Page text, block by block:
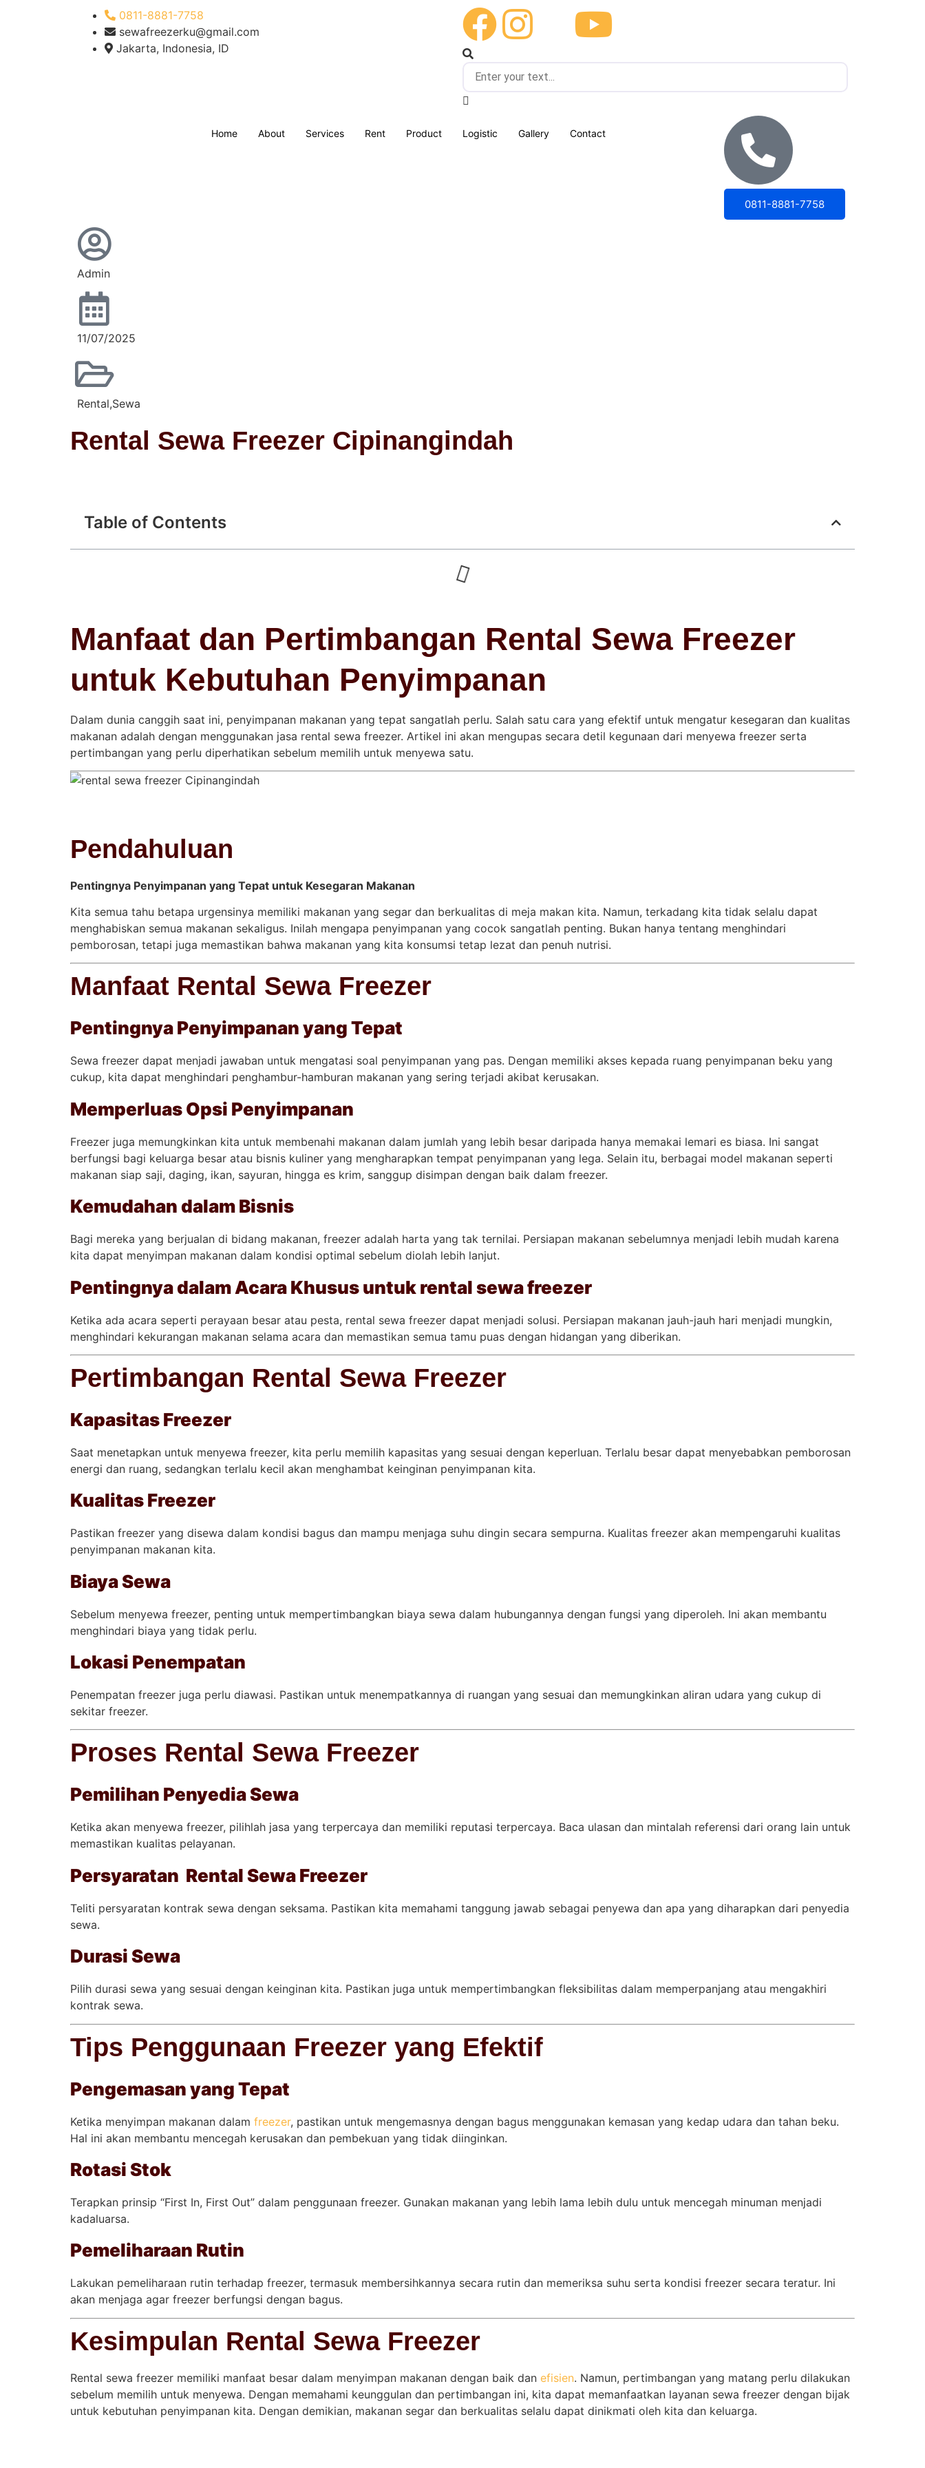
0811-8881-7758
sewafreezerku@gmail.com
Jakarta, Indonesia, ID
Home About Services Rent Product Logistic Gallery Contact
0811-8881-7758
Admin
11/07/2025
Rental,Sewa
Rental Sewa Freezer Cipinangindah
Table of Contents
Manfaat dan Pertimbangan Rental Sewa Freezer
untuk Kebutuhan Penyimpanan
Dalam dunia canggih saat ini, penyimpanan makanan yang tepat sangatlah perlu. Salah satu cara yang efektif untuk mengatur kesegaran dan kualitas
makanan adalah dengan menggunakan jasa rental sewa freezer. Artikel ini akan mengupas secara detil kegunaan dari menyewa freezer serta
pertimbangan yang perlu diperhatikan sebelum memilih untuk menyewa satu.
Pendahuluan
Pentingnya Penyimpanan yang Tepat untuk Kesegaran Makanan
Kita semua tahu betapa urgensinya memiliki makanan yang segar dan berkualitas di meja makan kita. Namun, terkadang kita tidak selalu dapat
menghabiskan semua makanan sekaligus. Inilah mengapa penyimpanan yang cocok sangatlah penting. Bukan hanya tentang menghindari
pemborosan, tetapi juga memastikan bahwa makanan yang kita konsumsi tetap lezat dan penuh nutrisi.
Manfaat Rental Sewa Freezer
Pentingnya Penyimpanan yang Tepat
Sewa freezer dapat menjadi jawaban untuk mengatasi soal penyimpanan yang pas. Dengan memiliki akses kepada ruang penyimpanan beku yang
cukup, kita dapat menghindari penghambur-hamburan makanan yang sering terjadi akibat kerusakan.
Memperluas Opsi Penyimpanan
Freezer juga memungkinkan kita untuk membenahi makanan dalam jumlah yang lebih besar daripada hanya memakai lemari es biasa. Ini sangat
berfungsi bagi keluarga besar atau bisnis kuliner yang mengharapkan tempat penyimpanan yang lega. Selain itu, berbagai model makanan seperti
makanan siap saji, daging, ikan, sayuran, hingga es krim, sanggup disimpan dengan baik dalam freezer.
Kemudahan dalam Bisnis
Bagi mereka yang berjualan di bidang makanan, freezer adalah harta yang tak ternilai. Persiapan makanan sebelumnya menjadi lebih mudah karena
kita dapat menyimpan makanan dalam kondisi optimal sebelum diolah lebih lanjut.
Pentingnya dalam Acara Khusus untuk rental sewa freezer
Ketika ada acara seperti perayaan besar atau pesta, rental sewa freezer dapat menjadi solusi. Persiapan makanan jauh-jauh hari menjadi mungkin,
menghindari kekurangan makanan selama acara dan memastikan semua tamu puas dengan hidangan yang diberikan.
Pertimbangan Rental Sewa Freezer
Kapasitas Freezer
Saat menetapkan untuk menyewa freezer, kita perlu memilih kapasitas yang sesuai dengan keperluan. Terlalu besar dapat menyebabkan pemborosan
energi dan ruang, sedangkan terlalu kecil akan menghambat keinginan penyimpanan kita.
Kualitas Freezer
Pastikan freezer yang disewa dalam kondisi bagus dan mampu menjaga suhu dingin secara sempurna. Kualitas freezer akan mempengaruhi kualitas
penyimpanan makanan kita.
Biaya Sewa
Sebelum menyewa freezer, penting untuk mempertimbangkan biaya sewa dalam hubungannya dengan fungsi yang diperoleh. Ini akan membantu
menghindari biaya yang tidak perlu.
Lokasi Penempatan
Penempatan freezer juga perlu diawasi. Pastikan untuk menempatkannya di ruangan yang sesuai dan memungkinkan aliran udara yang cukup di
sekitar freezer.
Proses Rental Sewa Freezer
Pemilihan Penyedia Sewa
Ketika akan menyewa freezer, pilihlah jasa yang terpercaya dan memiliki reputasi terpercaya. Baca ulasan dan mintalah referensi dari orang lain untuk
memastikan kualitas pelayanan.
Persyaratan Rental Sewa Freezer
Teliti persyaratan kontrak sewa dengan seksama. Pastikan kita memahami tanggung jawab sebagai penyewa dan apa yang diharapkan dari penyedia
sewa.
Durasi Sewa
Pilih durasi sewa yang sesuai dengan keinginan kita. Pastikan juga untuk mempertimbangkan fleksibilitas dalam memperpanjang atau mengakhiri
kontrak sewa.
Tips Penggunaan Freezer yang Efektif
Pengemasan yang Tepat
Ketika menyimpan makanan dalam freezer, pastikan untuk mengemasnya dengan bagus menggunakan kemasan yang kedap udara dan tahan beku.
Hal ini akan membantu mencegah kerusakan dan pembekuan yang tidak diinginkan.
Rotasi Stok
Terapkan prinsip “First In, First Out” dalam penggunaan freezer. Gunakan makanan yang lebih lama lebih dulu untuk mencegah minuman menjadi
kadaluarsa.
Pemeliharaan Rutin
Lakukan pemeliharaan rutin terhadap freezer, termasuk membersihkannya secara rutin dan memeriksa suhu serta kondisi freezer secara teratur. Ini
akan menjaga agar freezer berfungsi dengan bagus.
Kesimpulan Rental Sewa Freezer
Rental sewa freezer memiliki manfaat besar dalam menyimpan makanan dengan baik dan efisien. Namun, pertimbangan yang matang perlu dilakukan
sebelum memilih untuk menyewa. Dengan memahami keunggulan dan pertimbangan ini, kita dapat memanfaatkan layanan sewa freezer dengan bijak
untuk kebutuhan penyimpanan kita. Dengan demikian, makanan segar dan berkualitas selalu dapat dinikmati oleh kita dan keluarga.